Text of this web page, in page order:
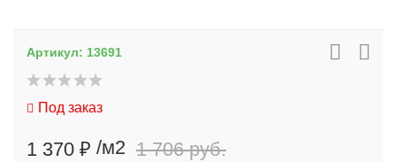
Артикул: 13691
Под заказ
1 370 ₽ /м2 1 706 руб.